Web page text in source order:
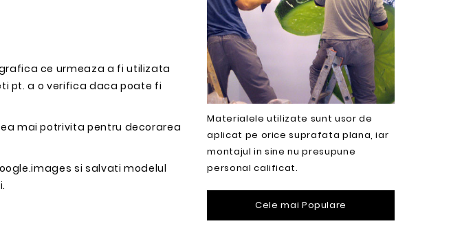
ce urmeaza a fi utilizata
pt. a o verifica daca poate fi
mai potrivita pentru decorarea
si salvati modelul
Materialele utilizate sunt usor de
aplicat pe orice suprafata plana, iar
montajul in sine nu presupune
personal calificat.
Cele mai Populare